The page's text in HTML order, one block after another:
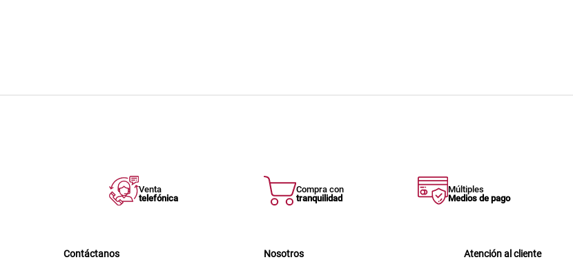
Venta
telefónica
Compra con
tranquilidad
Múltiples
Medios de pago
Contáctanos
Nosotros
Atención al cliente